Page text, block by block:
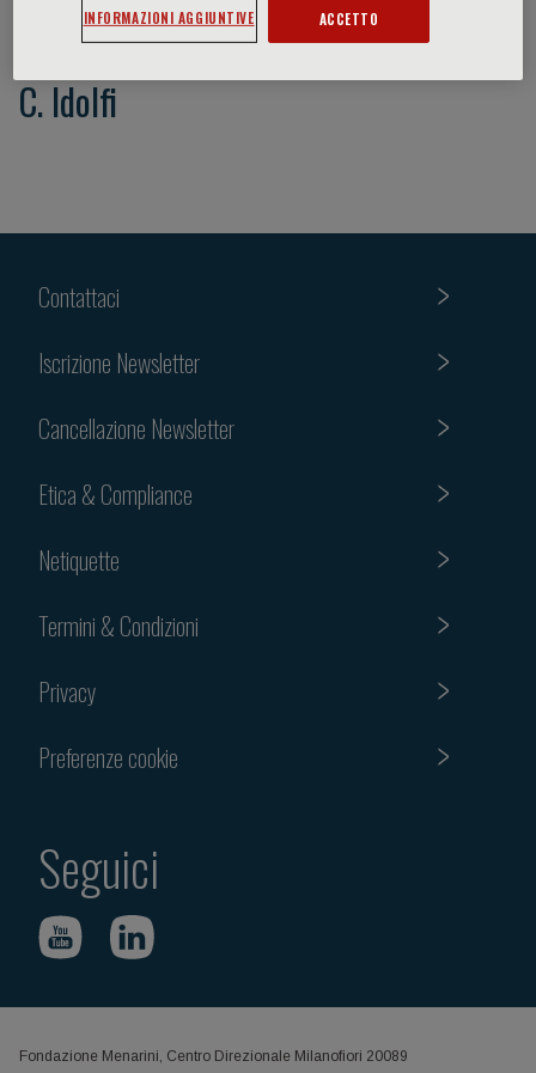
C. Idolfi
Contattaci
Iscrizione Newsletter
Cancellazione Newsletter
Etica & Compliance
Netiquette
Termini & Condizioni
Privacy
Preferenze cookie
Seguici
Fondazione Menarini, Centro Direzionale Milanofiori 20089
INFORMAZIONI AGGIUNTIVE ACCETTO